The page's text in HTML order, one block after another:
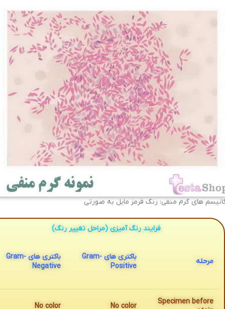
های گرم منفی: رنگ قرمز مایل به صورتی
فرایند رنگ آمیزی (مراحل تغییر رنگ)​
مرحله باکتری های Gram-
Positive
باکتری های Gram-
Negative
Specimen before
No color
No color